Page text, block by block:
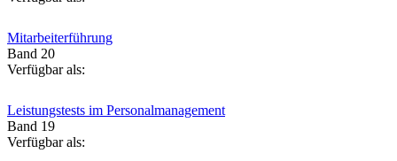
Mitarbeiterführung
Band 20
Verfügbar als:
Leistungstests im Personalmanagement
Band 19
Verfügbar als: